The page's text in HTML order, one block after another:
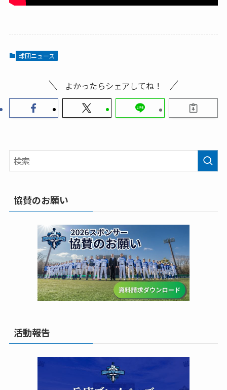
球団ニュース
よかったらシェアしてね！
協賛のお願い
活動報告